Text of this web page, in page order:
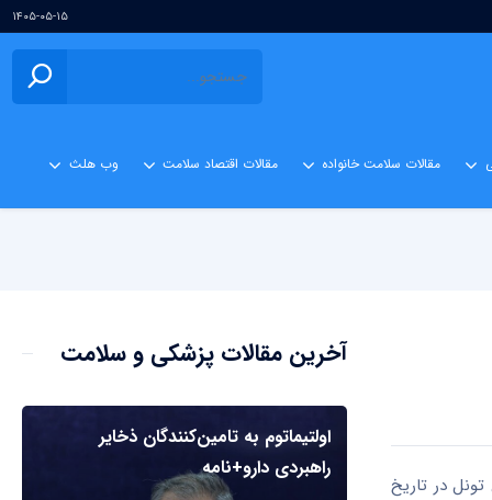
۱۴۰۵-۰۵-۱۵
مقالات سلامت خانواده مقالات اقتصاد سلامت وب هلث
تونل در تاریخ
آخرین مقالات پزشکی و سلامت
اولتیماتوم به تامین‌کنندگان ذخایر
راهبردی دارو+نامه